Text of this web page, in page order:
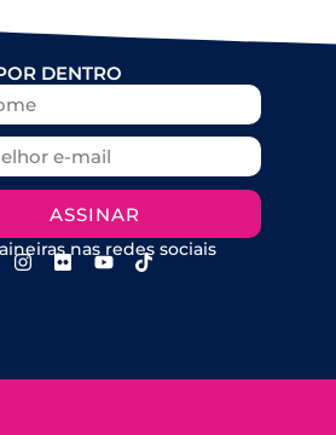
DENTRO
ASSINAR
nas redes sociais